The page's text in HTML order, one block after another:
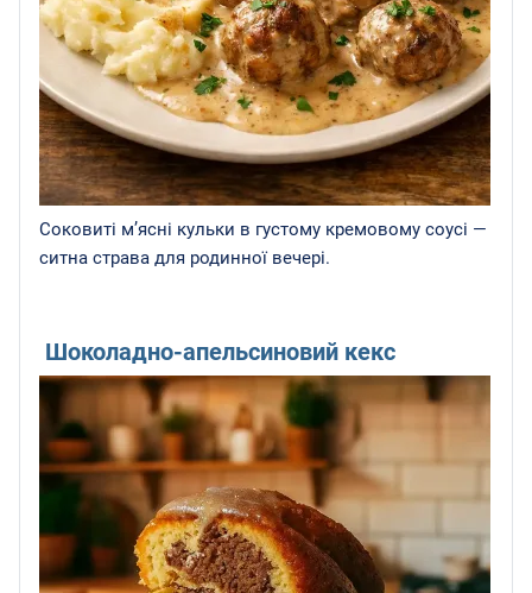
Соковиті м’ясні кульки в густому кремовому соусі —
ситна страва для родинної вечері.
Шоколадно-апельсиновий кекс